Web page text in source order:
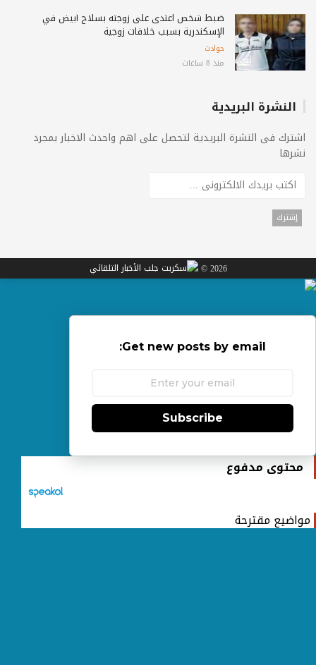
ضبط شخص اعتدى على زوجته بسلاح أبيض في
الإسكندرية بسبب خلافات زوجية
حوادث
منذ 8 ساعات
النشرة البريدية
اشترك فى النشرة البريدية لتحصل على اهم واحدث الاخبار بمجرد
نشرها
2026 ©
Get new posts by email:
Subscribe
محتوى مدفوع
مواضيع مقترحة